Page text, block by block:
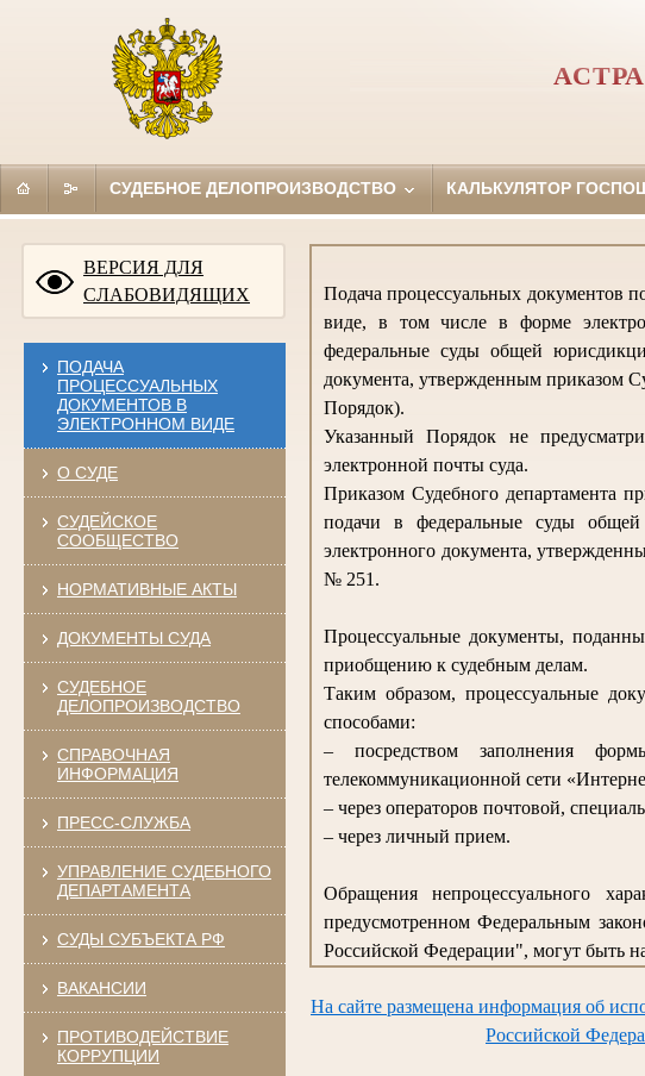
СУДЕБНОЕ ДЕЛОПРОИЗВОДСТВО КАЛЬКУЛЯТОР
ВЕРСИЯ ДЛЯ
СЛАБОВИДЯЩИХ
ПОДАЧА
ПРОЦЕССУАЛЬНЫХ
ДОКУМЕНТОВ В
ЭЛЕКТРОННОМ ВИДЕ
О СУДЕ
СУДЕЙСКОЕ
СООБЩЕСТВО
НОРМАТИВНЫЕ АКТЫ
ДОКУМЕНТЫ СУДА
СУДЕБНОЕ
ДЕЛОПРОИЗВОДСТВО
СПРАВОЧНАЯ
ИНФОРМАЦИЯ
ПРЕСС-СЛУЖБА
УПРАВЛЕНИЕ СУДЕБНОГО
ДЕПАРТАМЕНТА
СУДЫ СУБЪЕКТА РФ
ВАКАНСИИ
ПРОТИВОДЕЙСТВИЕ
КОРРУПЦИИ
Подача процессуальных документов
виде, в том числе в форме
федеральные суды общей
документа, утвержденным приказом
Порядок).
Указанный Порядок не
электронной почты суда.
Приказом Судебного департамента
подачи в федеральные суды
электронного документа,
№ 251.
Процессуальные документы,
приобщению к судебным делам.
Таким образом, процессуальные
способами:
– посредством заполнения
телекоммуникационной сети
– через операторов почтовой,
– через личный прием.
Обращения непроцессуального
предусмотренном Федеральным
Российской Федерации", могут быть
На сайте размещена информация об
Российской